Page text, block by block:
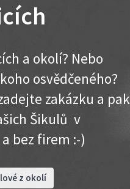
a okolí? Nebo
osvědčeného?
zakázku a pak
Šikulů v
bez firem :-)
z okolí